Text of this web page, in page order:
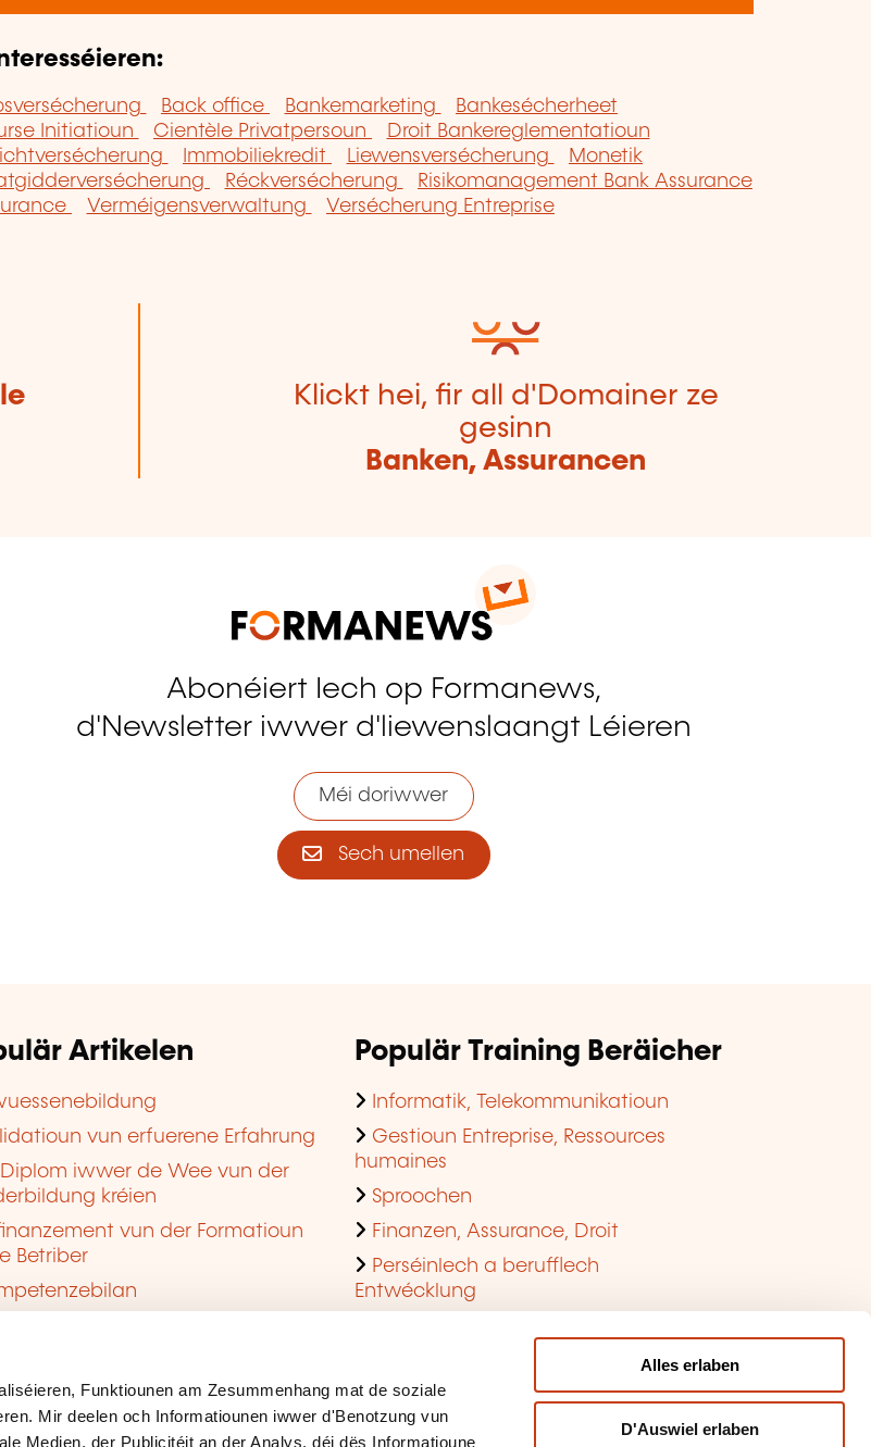
Funktiounen am Zesummenhang mat de soziale
Mir deelen och Informatiounen iwwer d'Benotzung vun
Medien, der Publicitéit an der Analys, déi dës Informatioune
Alles erlaben
D'Auswiel erlaben
Back office Bankemarketing
Bankesécherheet
Initiatioun Cientèle Privatpersoun
Droit Bankereglementatioun
Immobiliekredit Liewensversécherung
Monetik
Réckversécherung
Risikomanagement Bank Assurance
Verméigensverwaltung
Versécherung Entreprise
Klickt hei, fir all d'Domainer ze
gesinn
Banken, Assurancen
Abonéiert Iech op Formanews,
d'Newsletter iwwer d'liewenslaangt Léieren
Méi doriwwer
Sech umellen
Artikelen
vun erfuerene Erfahrung
Diplom iwwer de Wee vun der
kréien
vun der Formatioun
Betriber
Populär Training Beräicher
Informatik, Telekommunikatioun
Gestioun Entreprise, Ressources
humaines
Sproochen
Finanzen, Assurance, Droit
Perséinlech a berufflech
Entwécklung